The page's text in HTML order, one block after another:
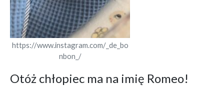
https://www.instagram.com/_de_bo
nbon_/
Otóż chłopiec ma na imię Romeo!